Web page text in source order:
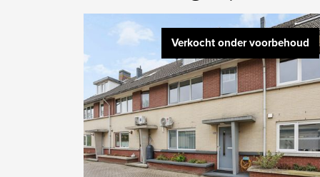
Verkocht onder voorbehoud